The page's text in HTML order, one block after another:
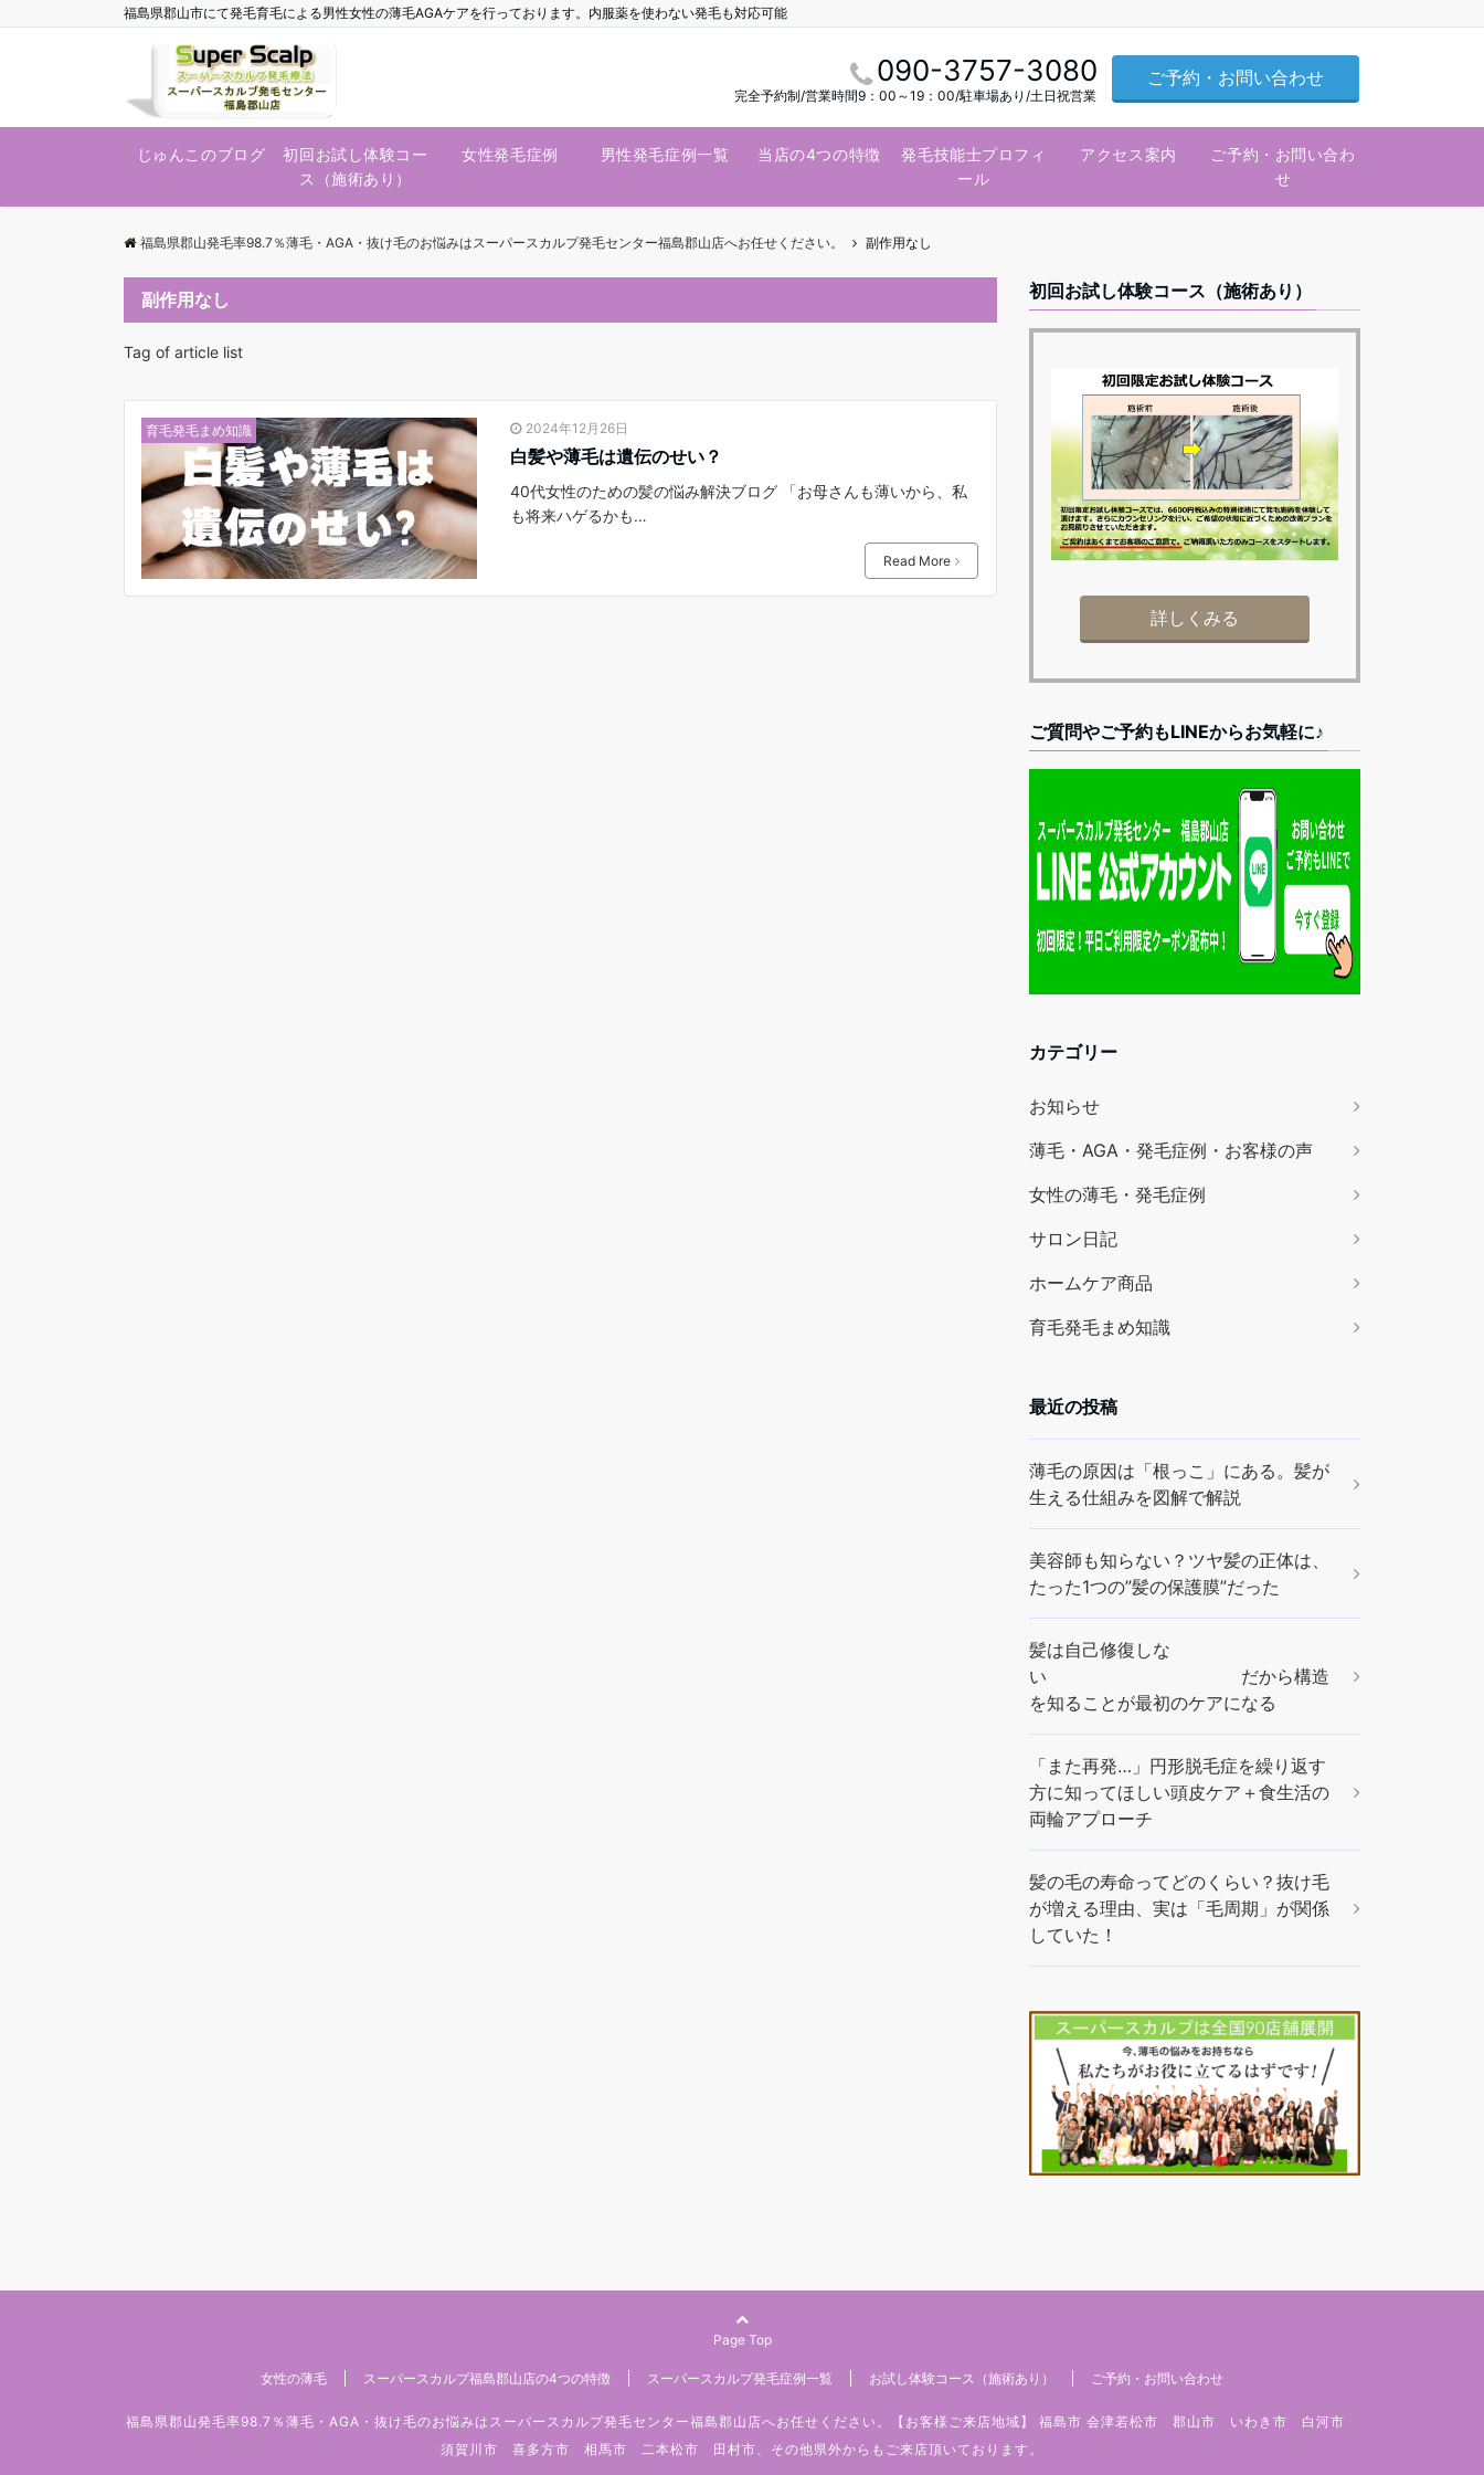
福島県郡山市にて発毛育毛による男性女性の薄毛AGAケアを行っております。内服薬を使わない発毛も対応可能
090-3757-3080
完全予約制/営業時間9：00～19：00/駐車場あり/土日祝営業
ご予約・お問い合わせ
じゅんこのブログ
初回お試し体験コー
ス（施術あり）
女性発毛症例 男性発毛症例一覧 当店の4つの特徴
発毛技能士プロフィ
ール
アクセス案内
ご予約・お問い合わ
せ
福島県郡山発毛率98.7％薄毛・AGA・抜け毛のお悩みはスーパースカルプ発毛センター福島郡山店へお任せください。 副作用なし
副作用なし
Tag of article list
育毛発毛まめ知識 2024年12月26日
白髪や薄毛は遺伝のせい？
40代女性のための髪の悩み解決ブログ 「お母さんも薄いから、私
も将来ハゲるかも…
Read More
初回お試し体験コース（施術あり）
詳しくみる
ご質問やご予約もLINEからお気軽に♪
カテゴリー
お知らせ
薄毛・AGA・発毛症例・お客様の声
女性の薄毛・発毛症例
サロン日記
ホームケア商品
育毛発毛まめ知識
最近の投稿
薄毛の原因は「根っこ」にある。髪が
生える仕組みを図解で解説
美容師も知らない？ツヤ髪の正体は、
たった1つの”髪の保護膜”だった
髪は自己修復しな
い だから構造
を知ることが最初のケアになる
「また再発…」円形脱毛症を繰り返す
方に知ってほしい頭皮ケア＋食生活の
両輪アプローチ
髪の毛の寿命ってどのくらい？抜け毛
が増える理由、実は「毛周期」が関係
していた！
Page Top
女性の薄毛 スーパースカルプ福島郡山店の4つの特徴 スーパースカルプ発毛症例一覧 お試し体験コース（施術あり） ご予約・お問い合わせ
福島県郡山発毛率98.7％薄毛・AGA・抜け毛のお悩みはスーパースカルプ発毛センター福島郡山店へお任せください。【お客様ご来店地域】 福島市 会津若松市 郡山市 いわき市 白河市
須賀川市 喜多方市 相馬市 二本松市 田村市、その他県外からもご来店頂いております。